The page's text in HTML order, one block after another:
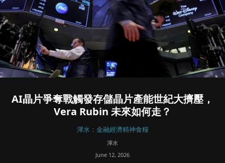
AI晶片爭奪戰觸發存儲晶片產能世紀大擠壓，
Vera Rubin 未來如何走？
渾水：金融經濟精神食糧
渾水
June 12, 2026